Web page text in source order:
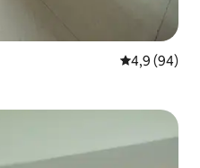
Gemiddelde
4,9 (94)